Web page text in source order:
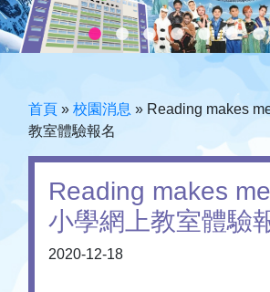
首頁 » 校園消息 » Reading makes
教室體驗報名
Reading makes
小學網上教室體驗
2020-12-18